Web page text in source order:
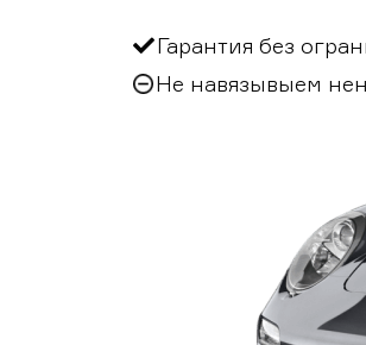
Гарантия без
Не навязывыем